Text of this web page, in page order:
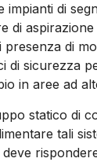
impianti di
di aspirazione
presenza di
di sicurezza
in aree ad
statico di
tali